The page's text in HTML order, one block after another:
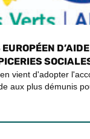
EUROPÉEN
vient d'adopter
aux plus démunis